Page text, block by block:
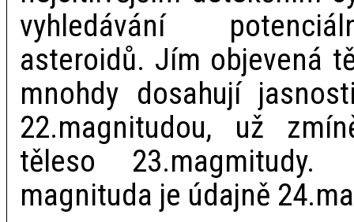
vyhledávání
asteroidů. Jím objevená
mnohdy dosahují
22.magnitudou, už
těleso 23.magmitudy.
magnituda je údajně